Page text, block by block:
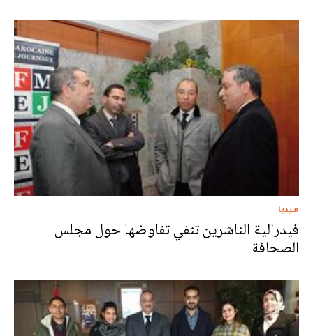
ميديا
فيدرالية الناشرين تنفي تفاوضها حول مجلس
الصحافة